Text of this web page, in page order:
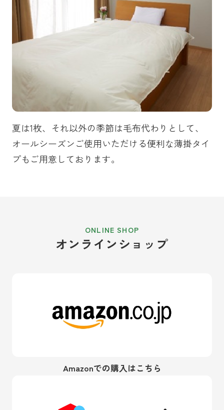
夏は1枚、それ以外の季節は毛布代わりとして、
オールシーズンご使用いただける便利な薄掛タイ
プもご用意しております。
オンラインショップ
Amazonでの購入はこちら